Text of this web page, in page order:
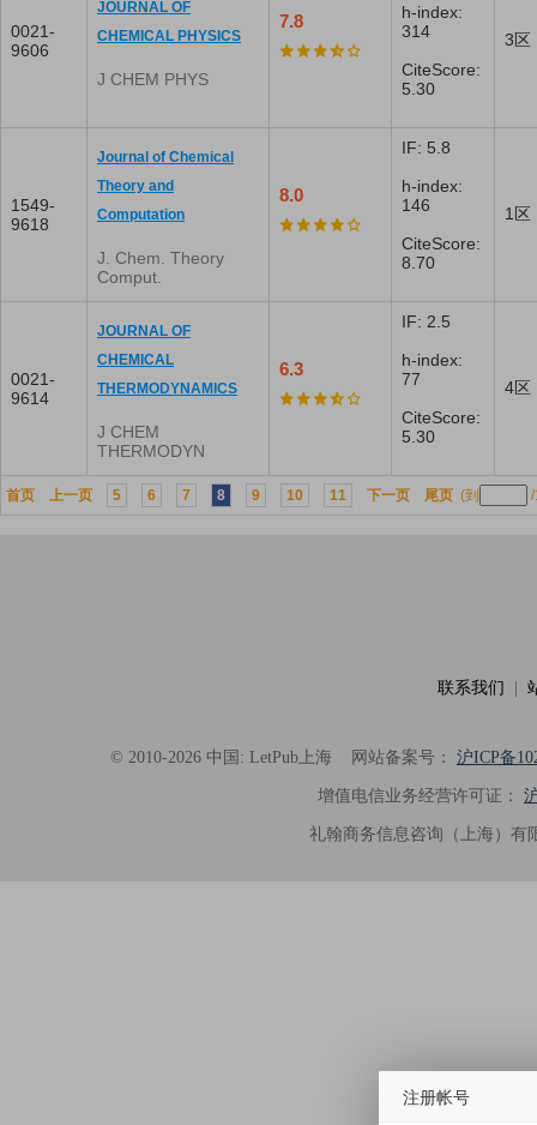
0021-
9606
JOURNAL OF
CHEMICAL PHYSICS
J CHEM PHYS
7.8
h-index:
314
CiteScore:
5.30
3区
1549-
9618
Journal of Chemical
Theory and
Computation
J. Chem. Theory
Comput.
8.0
IF: 5.8
h-index:
146
CiteScore:
8.70
1区
0021-
9614
JOURNAL OF
CHEMICAL
THERMODYNAMICS
J CHEM
THERMODYN
6.3
IF: 2.5
h-index:
77
CiteScore:
5.30
4区
首页 上一页 5 6 7 8 9 10 11 下一页 尾页 (到
联系我们
© 2010-2026 中国: LetPub上海网站备案号： 沪ICP备
增值电信业务经营许可证：
礼翰商务信息咨询（上海）
注册帐号